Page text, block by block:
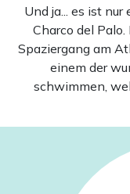
Und ja... es ist
Charco del
Spaziergang am
einem der
schwimmen,